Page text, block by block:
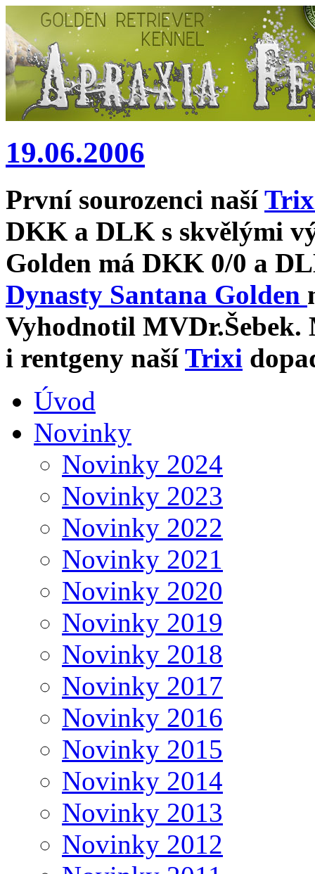
19.06.2006
První sourozenci naší
DKK a DLK s skvělými
Golden má DKK 0/0 a
Dynasty Santana Golden
Vyhodnotil MVDr.Šebek.
i rentgeny našíTrixi
Úvod
Novinky
Novinky 2024
Novinky 2023
Novinky 2022
Novinky 2021
Novinky 2020
Novinky 2019
Novinky 2018
Novinky 2017
Novinky 2016
Novinky 2015
Novinky 2014
Novinky 2013
Novinky 2012